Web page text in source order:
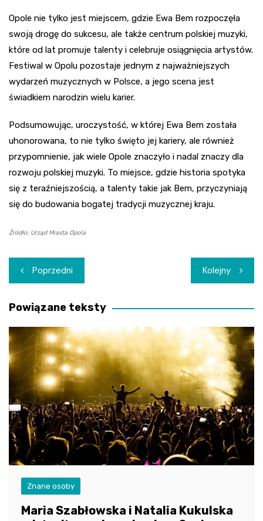
Opole nie tylko jest miejscem, gdzie Ewa Bem rozpoczęła
swoją drogę do sukcesu, ale także centrum polskiej muzyki,
które od lat promuje talenty i celebruje osiągnięcia artystów.
Festiwal w Opolu pozostaje jednym z najważniejszych
wydarzeń muzycznych w Polsce, a jego scena jest
świadkiem narodzin wielu karier.
Podsumowując, uroczystość, w której Ewa Bem została
uhonorowana, to nie tylko święto jej kariery, ale również
przypomnienie, jak wiele Opole znaczyło i nadal znaczy dla
rozwoju polskiej muzyki. To miejsce, gdzie historia spotyka
się z teraźniejszością, a talenty takie jak Bem, przyczyniają
się do budowania bogatej tradycji muzycznej kraju.
Źródło: Urząd Miasta Opola
Nawigacja
wpisu
Poprzedni Kolejny
Powiązane teksty
Znane osoby
Maria Szabłowska i Natalia Kukulska